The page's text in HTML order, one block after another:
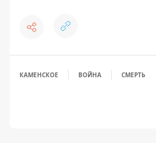
КАМЕНСКОЕ ВОЙНА СМЕРТЬ